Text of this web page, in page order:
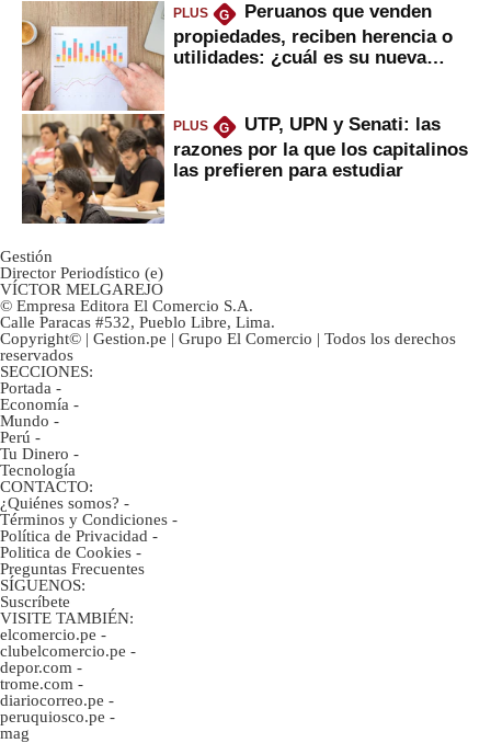
PLUS G
Peruanos que venden
propiedades, reciben herencia o
utilidades: ¿cuál es su nueva
PLUS G
UTP, UPN y Senati: las
razones por la que los capitalinos
las prefieren para estudiar
Gestión
Director Periodístico (e)
VÍCTOR MELGAREJO
© Empresa Editora El Comercio S.A.
Calle Paracas #532, Pueblo Libre, Lima.
Copyright© | Gestion.pe | Grupo El Comercio | Todos los derechos
reservados
SECCIONES:
Portada -
Economía -
Mundo -
Perú -
Tu Dinero -
Tecnología
CONTACTO:
¿Quiénes somos? -
Términos y Condiciones -
Política de Privacidad -
Politica de Cookies -
Preguntas Frecuentes
SÍGUENOS:
Suscríbete
VISITE TAMBIÉN:
elcomercio.pe -
clubelcomercio.pe -
depor.com -
trome.com -
diariocorreo.pe -
peruquiosco.pe -
mag